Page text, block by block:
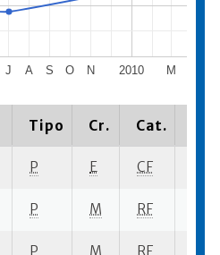
2010
J A S O N M
Tipo Cr. Cat.
P E CF
P M RF
P M RF